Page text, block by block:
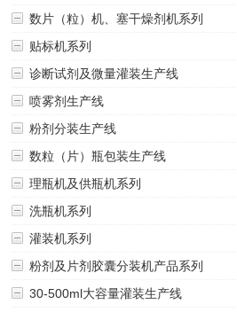
数片（粒）机、塞干燥剂机系列
贴标机系列
诊断试剂及微量灌装生产线
喷雾剂生产线
粉剂分装生产线
数粒（片）瓶包装生产线
理瓶机及供瓶机系列
洗瓶机系列
灌装机系列
粉剂及片剂胶囊分装机产品系列
30-500ml大容量灌装生产线